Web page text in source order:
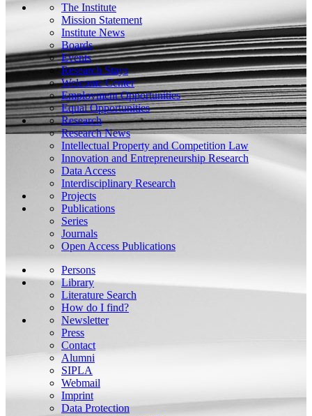
The Institute
Mission Statement
Institute News
Boards
Events
Research Stays
Welcome Center
Employment Opportunities
Equal Opportunities
Research
Research News
Intellectual Property and Competition Law
Innovation and Entrepreneurship Research
Data Access
Interdisciplinary Research
Projects
Publications
Series
Journals
Open Access Publications
Persons
Library
Literature Search
How do I find?
Newsletter
Press
Contact
Alumni
SIPLA
Webmail
Imprint
Data Protection